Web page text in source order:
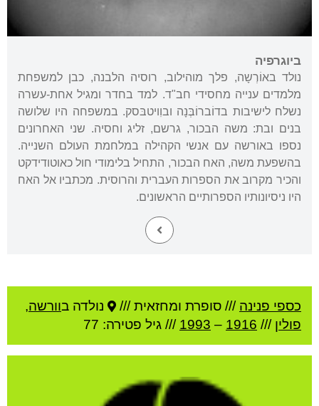
ביוגרפיה
נולד באוֹרְשָה, פלך מוהילוב, רוסיה הלבנה, כבן למשפחת
מלמדים ענייה מחסידי חב"ד. למד בחדר ומגיל אחת-עשרה
נשלח לישיבות בדוֹברוֹבְּנָה ובוִויטבּסק. במשפחה היו שלושה
בנים ובת: משה הבכור, גרשם, זליג וחסיה. שני האחרונים
נספו באורשה עם אנשי הקהילה במלחמת העולם השנייה.
בהשפעת משה, האח הבכור, התחיל בלימודי חול כאוטודידקט
והכיר מקרוב את הספרות העברית והרוסית. מכתביו אל האח
היו ניסיונותיו הספרותיים הראשונים.
כספי פנינה /// סופרת ומחזאית /// נולדה בוורשה,
פולין ///
1916
–
1993 /// גיל פטירה: 77